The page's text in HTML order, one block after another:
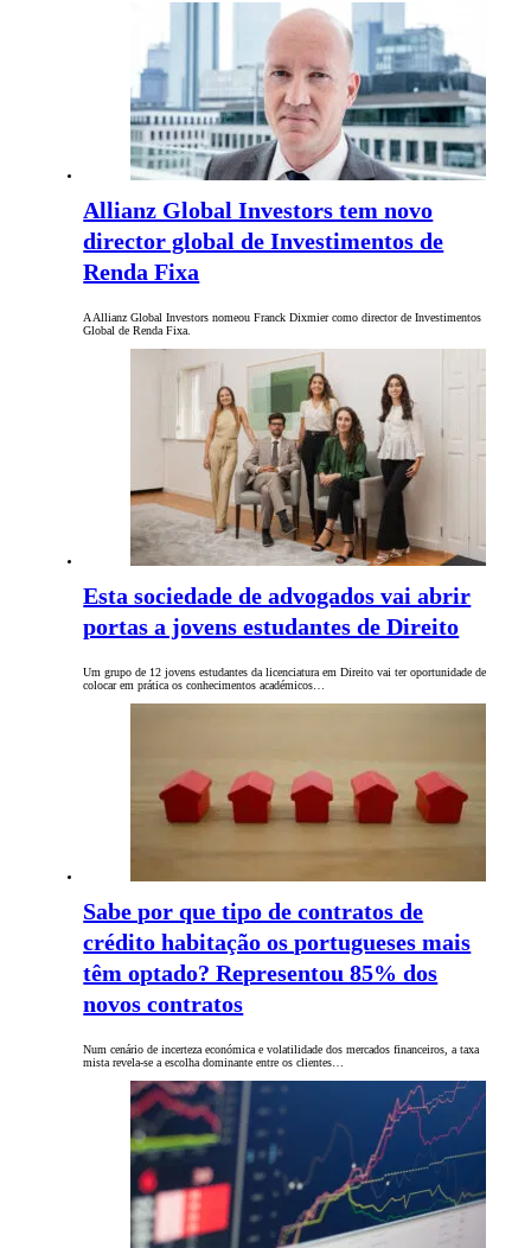
Allianz Global Investors tem novo
director global de Investimentos de
Renda Fixa
A Allianz Global Investors nomeou Franck Dixmier como director de Investimentos
Global de Renda Fixa.
Esta sociedade de advogados vai abrir
portas a jovens estudantes de Direito
Um grupo de 12 jovens estudantes da licenciatura em Direito vai ter oportunidade de
colocar em prática os conhecimentos académicos…
Sabe por que tipo de contratos de
crédito habitação os portugueses mais
têm optado? Representou 85% dos
novos contratos
Num cenário de incerteza económica e volatilidade dos mercados financeiros, a taxa
mista revela-se a escolha dominante entre os clientes…